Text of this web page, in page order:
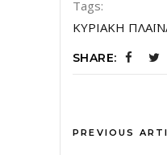
Tags:
ΚΥΡΙΑΚΗ
SHARE:
PREVIOUS